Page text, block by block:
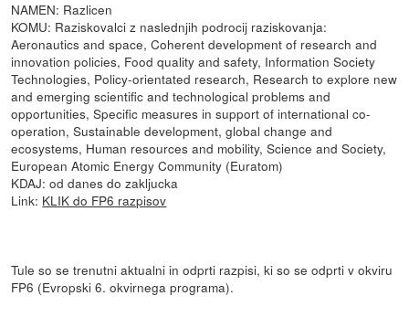
NAMEN: Razlicen
KOMU: Raziskovalci z naslednjih podrocij raziskovanja:
Aeronautics and space, Coherent development of research and
innovation policies, Food quality and safety, Information Society
Technologies, Policy-orientated research, Research to explore new
and emerging scientific and technological problems and
opportunities, Specific measures in support of international co-
operation, Sustainable development, global change and
ecosystems, Human resources and mobility, Science and Society,
European Atomic Energy Community (Euratom)
KDAJ: od danes do zakljucka
Link: KLIK do FP6 razpisov
Tule so se trenutni aktualni in odprti razpisi, ki so se odprti v okviru
FP6 (Evropski 6. okvirnega programa).